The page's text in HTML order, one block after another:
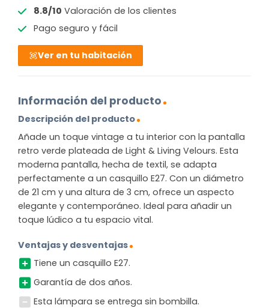
8.8/10 Valoración de los clientes
Pago seguro y fácil
Ver en tu habitación
Información del producto
Descripción del producto
Añade un toque vintage a tu interior con la pantalla
retro verde plateada de Light & Living Velours. Esta
moderna pantalla, hecha de textil, se adapta
perfectamente a un casquillo E27. Con un diámetro
de 21 cm y una altura de 3 cm, ofrece un aspecto
elegante y contemporáneo. Ideal para añadir un
toque lúdico a tu espacio vital.
Ventajas y desventajas
Tiene un casquillo E27.
Garantía de dos años.
Esta lámpara se entrega sin bombilla.